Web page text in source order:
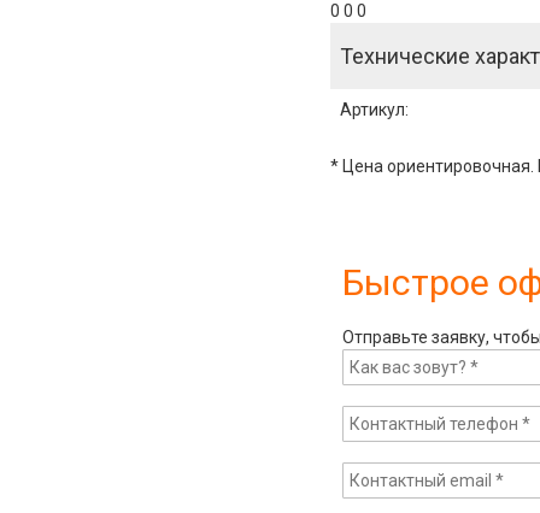
0 0 0
Технические
Артикул:
* Цена ориентировочная.
Быстрое
Отправьте заявку,